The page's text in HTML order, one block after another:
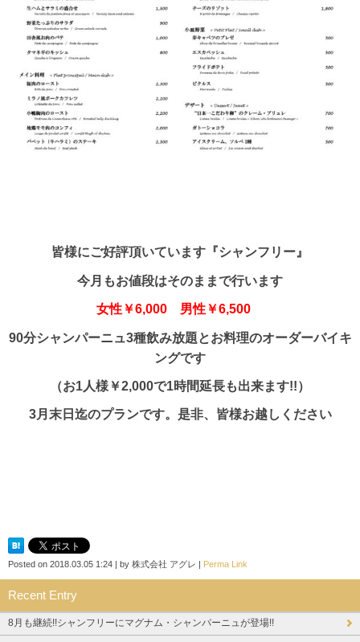
皆様にご好評頂いています『シャンフリー』
今月もお値段はそのままで行います
女性￥6,000 男性￥6,500
90分シャンパーニュ3種飲み放題とお料理のオーダーバイキ
ングです
（お1人様￥2,000で1時間延長も出来ます!!）
3月末日迄のプランです。是非、皆様お越しください
Posted on 2018.03.05 1:24 by 株式会社 アグレ Perma Link
Recent Entry
8月も継続!!シャンフリーにマグナム・シャンパーニュが登場!!